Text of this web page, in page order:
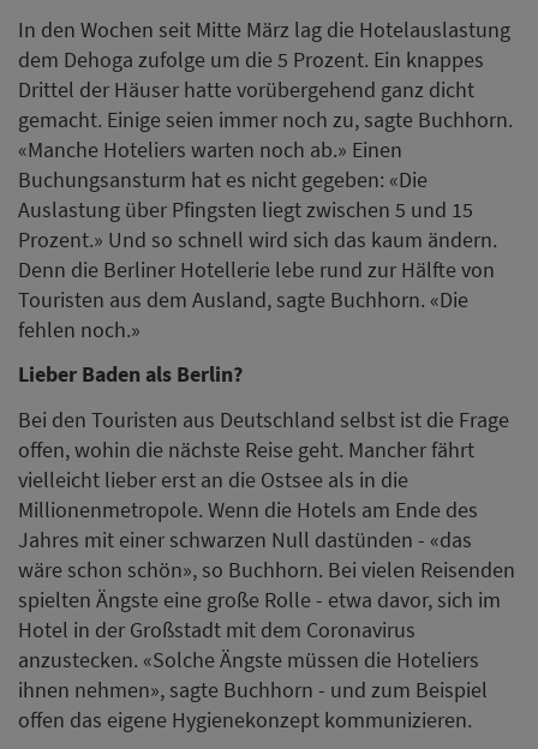
In den Wochen seit Mitte März lag die Hotelauslastung
dem Dehoga zufolge um die 5 Prozent. Ein knappes
Drittel der Häuser hatte vorübergehend ganz dicht
gemacht. Einige seien immer noch zu, sagte Buchhorn.
«Manche Hoteliers warten noch ab.» Einen
Buchungsansturm hat es nicht gegeben: «Die
Auslastung über Pfingsten liegt zwischen 5 und 15
Prozent.» Und so schnell wird sich das kaum ändern.
Denn die Berliner Hotellerie lebe rund zur Hälfte von
Touristen aus dem Ausland, sagte Buchhorn. «Die
fehlen noch.»
Lieber Baden als Berlin?
Bei den Touristen aus Deutschland selbst ist die Frage
offen, wohin die nächste Reise geht. Mancher fährt
vielleicht lieber erst an die Ostsee als in die
Millionenmetropole. Wenn die Hotels am Ende des
Jahres mit einer schwarzen Null dastünden - «das
wäre schon schön», so Buchhorn. Bei vielen Reisenden
spielten Ängste eine große Rolle - etwa davor, sich im
Hotel in der Großstadt mit dem Coronavirus
anzustecken. «Solche Ängste müssen die Hoteliers
ihnen nehmen», sagte Buchhorn - und zum Beispiel
offen das eigene Hygienekonzept kommunizieren.